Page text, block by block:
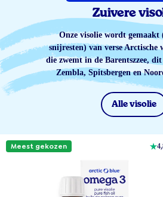
Zuivere
Onze visolie wordt gemaakt
snijresten) van verse Arctische
die zwemt in de Barentszzee,
Zembla, Spitsbergen en
Alle visolie
Meest gekozen